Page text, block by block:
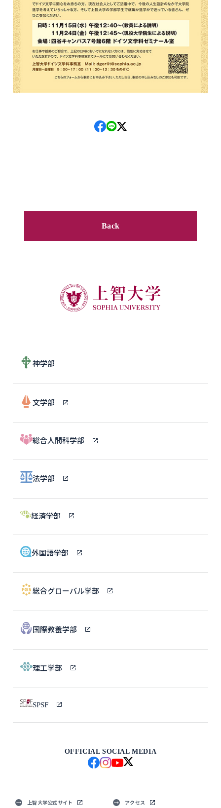
Back
神学部
文学部
総合人間科学部
法学部
経済学部
外国語学部
総合グローバル学部
国際教養学部
理工学部
SPSF
OFFICIAL SOCIAL MEDIA
上智大学公式サイト アクセス